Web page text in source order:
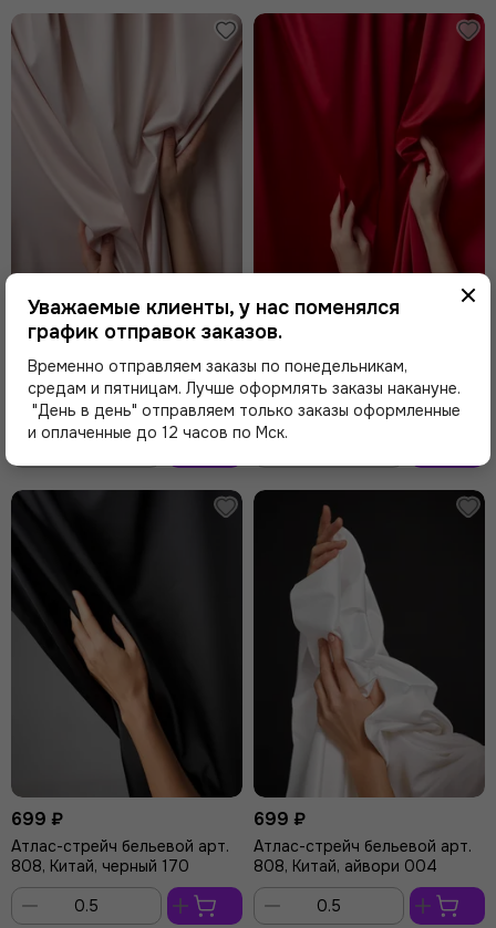
корзину
корзину
999 ₽
Атлас-стрейч бельевой арт.
1007, Китай, серебристый
пион 168
корзину
999 ₽
Атлас-стрейч бельевой арт.
1007, Китай, красный 100
корзину
699 ₽
Атлас-стрейч бельевой арт.
808, Китай, черный 170
699 ₽
Атлас-стрейч бельевой арт.
808, Китай, айвори 004
Уважаемые клиенты, у нас поменялся
график отправок заказов.
Временно отправляем заказы по понедельникам,
средам и пятницам. Лучше оформлять заказы накануне.
"День в день" отправляем только заказы оформленные
и оплаченные до 12 часов по Мск.